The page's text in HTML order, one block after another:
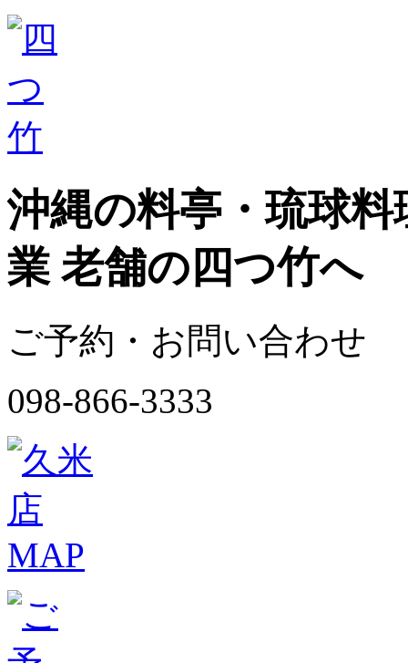
沖縄の料亭・琉球
業 老舗の四つ竹へ
ご予約・お問い合わせ
098-866-3333